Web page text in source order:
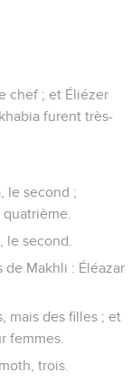
chef ; et Éliézer
furent très-
le second ;
le second.
de Makhli : Éléazar
mais des filles ; et
femmes.
trois.